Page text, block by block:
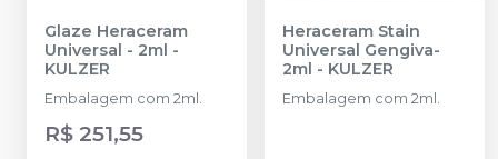
Glaze Heraceram
Universal - 2ml -
KULZER
Embalagem com 2ml.
R$ 251,55
Heraceram Stain
Universal Gengiva-
2ml - KULZER
Embalagem com 2ml.